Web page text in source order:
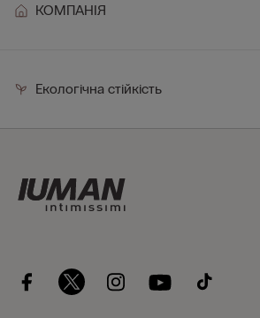
КОМПАНІЯ
Екологічна стійкість